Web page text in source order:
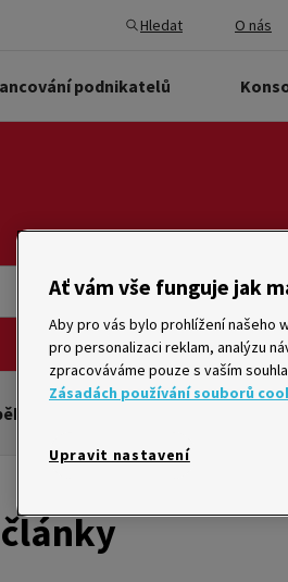
Hledat O nás
podnikatelů
Ať vám vše funguje jak
Aby pro vás bylo prohlížení našeho
pro personalizaci reklam, analýzu
zpracováváme pouze s vaším
Zásadách používání souborů
Upravit nastavení